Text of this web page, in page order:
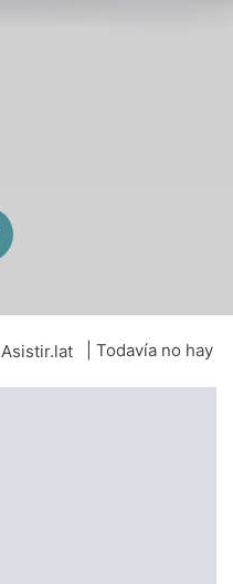
Asistir.lat
| Todavía no hay